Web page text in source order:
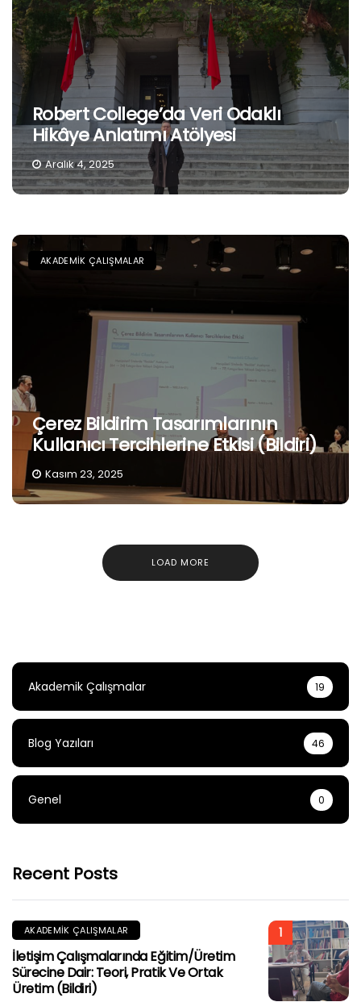
Robert College’da Veri Odaklı
Hikâye Anlatımı Atölyesi
Aralık 4, 2025
AKADEMIK ÇALIŞMALAR
Çerez Bildirim Tasarımlarının
Kullanıcı Tercihlerine Etkisi (Bildiri)
Kasım 23, 2025
LOAD MORE
Akademik Çalışmalar 19
Blog Yazıları 46
Genel 0
Recent Posts
1
AKADEMIK ÇALIŞMALAR
İletişim Çalışmalarında Eğitim/Üretim
Sürecine Dair: Teori, Pratik Ve Ortak
Üretim (Bildiri)